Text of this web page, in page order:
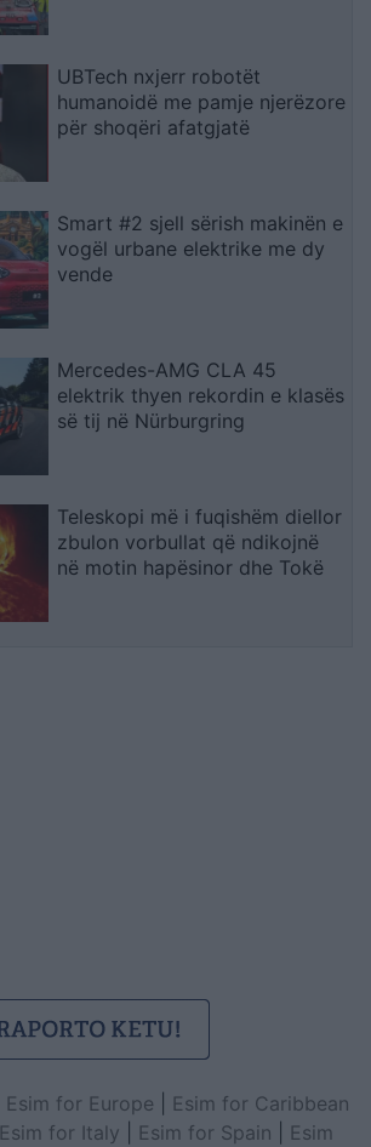
UBTech nxjerr robotët
humanoidë me pamje njerëzore
për shoqëri afatgjatë
Smart #2 sjell sërish makinën e
vogël urbane elektrike me dy
vende
Mercedes-AMG CLA 45
elektrik thyen rekordin e klasës
së tij në Nürburgring
Teleskopi më i fuqishëm diellor
zbulon vorbullat që ndikojnë
në motin hapësinor dhe Tokë
Esim for Europe
Esim for Caribbean
Esim for Italy Esim for Spain
Esim